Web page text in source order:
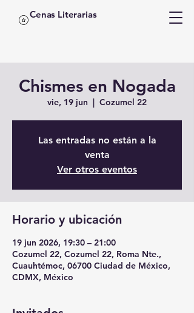
Cenas Literarias
Chismes en Nogada
vie, 19 jun
  |
Cozumel 22
Las entradas no están a la
venta
Ver otros eventos
Horario y ubicación
19 jun 2026, 19:30 – 21:00
Cozumel 22, Cozumel 22, Roma Nte.,
Cuauhtémoc, 06700 Ciudad de México,
CDMX, México